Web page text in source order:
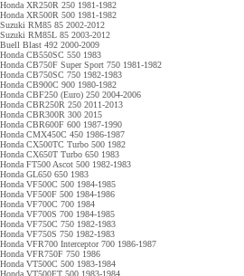
Honda XR250R 250 1981-1982
Honda XR500R 500 1981-1982
Suzuki RM85 85 2002-2012
Suzuki RM85L 85 2003-2012
Buell Blast 492 2000-2009
Honda CB550SC 550 1983
Honda CB750F Super Sport 750 1981-1982
Honda CB750SC 750 1982-1983
Honda CB900C 900 1980-1982
Honda CBF250 (Euro) 250 2004-2006
Honda CBR250R 250 2011-2013
Honda CBR300R 300 2015
Honda CBR600F 600 1987-1990
Honda CMX450C 450 1986-1987
Honda CX500TC Turbo 500 1982
Honda CX650T Turbo 650 1983
Honda FT500 Ascot 500 1982-1983
Honda GL650 650 1983
Honda VF500C 500 1984-1985
Honda VF500F 500 1984-1986
Honda VF700C 700 1984
Honda VF700S 700 1984-1985
Honda VF750C 750 1982-1983
Honda VF750S 750 1982-1983
Honda VFR700 Interceptor 700 1986-1987
Honda VFR750F 750 1986
Honda VT500C 500 1983-1984
Honda VT500FT 500 1983-1984